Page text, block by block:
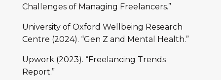
Challenges of Managing Freelancers.”
University of Oxford Wellbeing Research
Centre (2024). “Gen Z and Mental Health.”
Upwork (2023). “Freelancing Trends
Report.”